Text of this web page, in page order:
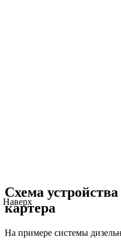
Схема
картера
На примере системы
Наверх